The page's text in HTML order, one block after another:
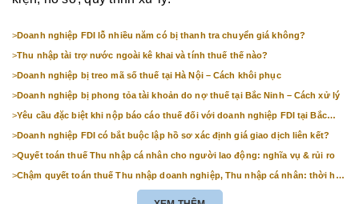
>Doanh nghiệp FDI lỗ nhiều năm có bị thanh tra chuyển giá không?
>Thu nhập tài trợ nước ngoài kê khai và tính thuế thế nào?
>Doanh nghiệp bị treo mã số thuế tại Hà Nội – Cách khôi phục
>Doanh nghiệp bị phong tỏa tài khoản do nợ thuế tại Bắc Ninh – Cách xử lý
>Yêu cầu đặc biệt khi nộp báo cáo thuế đối với doanh nghiệp FDI tại Bắc
>Doanh nghiệp FDI có bắt buộc lập hồ sơ xác định giá giao dịch liên kết?
>Quyết toán thuế Thu nhập cá nhân cho người lao động: nghĩa vụ & rủi ro
>Chậm quyết toán thuế Thu nhập doanh nghiệp, Thu nhập cá nhân: thời hạn